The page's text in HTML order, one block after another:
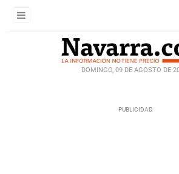
DOMINGO, 09 DE AGOSTO DE